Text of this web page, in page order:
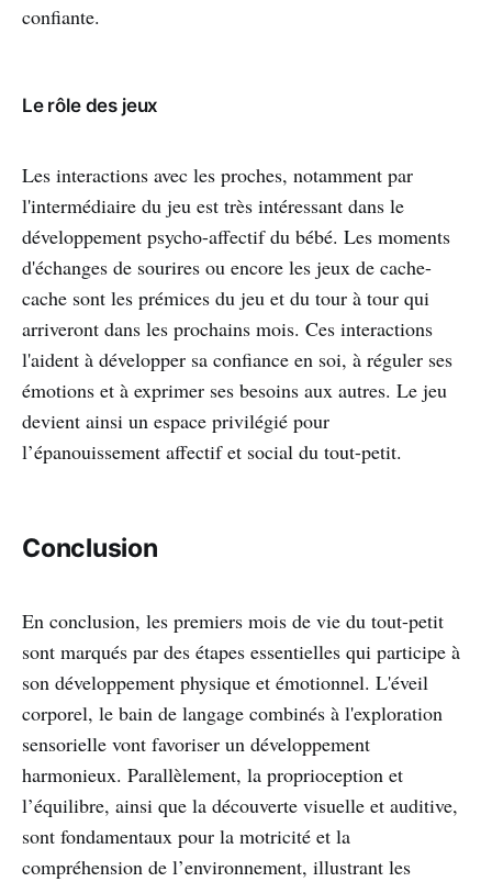
confiante.
Le rôle des jeux
Les interactions avec les proches, notamment par
l'intermédiaire du jeu est très intéressant dans le
développement psycho-affectif du bébé. Les moments
d'échanges de sourires ou encore les jeux de cache-
cache sont les prémices du jeu et du tour à tour qui
arriveront dans les prochains mois. Ces interactions
l'aident à développer sa confiance en soi, à réguler ses
émotions et à exprimer ses besoins aux autres. Le jeu
devient ainsi un espace privilégié pour
l’épanouissement affectif et social du tout-petit.
Conclusion
En conclusion, les premiers mois de vie du tout-petit
sont marqués par des étapes essentielles qui participe à
son développement physique et émotionnel. L'éveil
corporel, le bain de langage combinés à l'exploration
sensorielle vont favoriser un développement
harmonieux. Parallèlement, la proprioception et
l’équilibre, ainsi que la découverte visuelle et auditive,
sont fondamentaux pour la motricité et la
compréhension de l’environnement, illustrant les